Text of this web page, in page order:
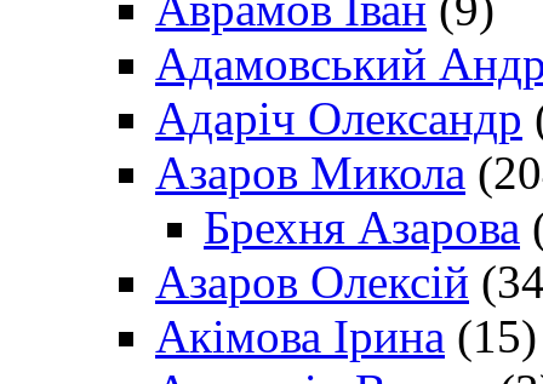
Адамовський
Адаріч Олександр
Азаров Микола
Брехня Азарова
Азаров Олексій
Акімова Ірина (15)